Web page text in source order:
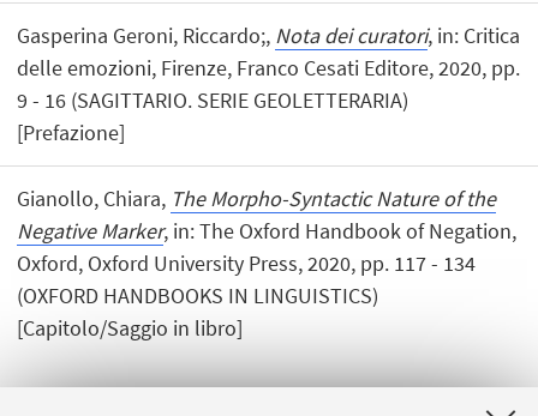
Gasperina Geroni, Riccardo;, Nota dei curatori, in: Critica
delle emozioni, Firenze, Franco Cesati Editore, 2020, pp.
9 - 16 (SAGITTARIO. SERIE GEOLETTERARIA)
[Prefazione]
Gianollo, Chiara, The Morpho-Syntactic Nature of the
Negative Marker, in: The Oxford Handbook of Negation,
Oxford, Oxford University Press, 2020, pp. 117 - 134
(OXFORD HANDBOOKS IN LINGUISTICS)
[Capitolo/Saggio in libro]